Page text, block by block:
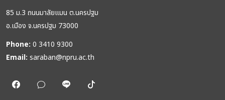
85 ม.3 ถนนมาลัยแมน ต.นครปฐม
อ.เมือง จ.นครปฐม 73000
Phone: 0 3410 9300
Email: saraban@npru.ac.th